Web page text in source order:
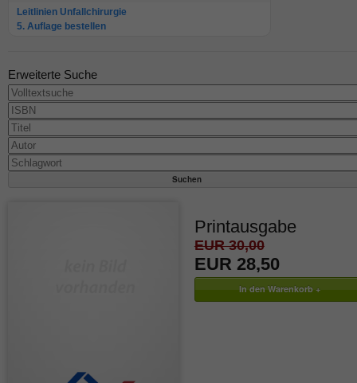
Leitlinien Unfallchirurgie
5. Auflage bestellen
Erweiterte Suche
Printausgabe
EUR 30,00
EUR 28,50